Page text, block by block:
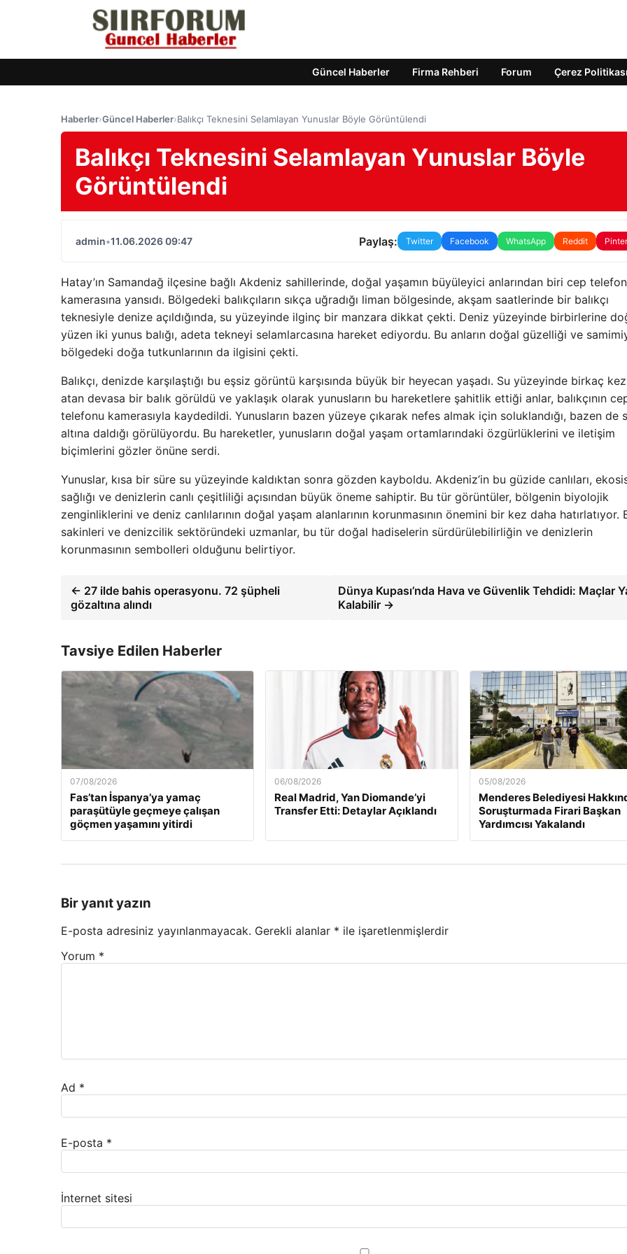
Güncel Haberler Firma Rehberi Forum Çerez Politikası
Haberler›Güncel Haberler›Balıkçı Teknesini Selamlayan Yunuslar Böyle Görüntülendi
Balıkçı Teknesini Selamlayan Yunuslar Böyle
Görüntülendi
admin•11.06.2026 09:47 Paylaş: Twitter Facebook WhatsApp Reddit
Hatay’ın Samandağ ilçesine bağlı Akdeniz sahillerinde, doğal yaşamın büyüleyici anlarından biri cep
kamerasına yansıdı. Bölgedeki balıkçıların sıkça uğradığı liman bölgesinde, akşam saatlerinde bir balıkçı
teknesiyle denize açıldığında, su yüzeyinde ilginç bir manzara dikkat çekti. Deniz yüzeyinde birbirlerine
yüzen iki yunus balığı, adeta tekneyi selamlarcasına hareket ediyordu. Bu anların doğal güzelliği ve
bölgedeki doğa tutkunlarının da ilgisini çekti.
Balıkçı, denizde karşılaştığı bu eşsiz görüntü karşısında büyük bir heyecan yaşadı. Su yüzeyinde birkaç
atan devasa bir balık görüldü ve yaklaşık olarak yunusların bu hareketlere şahitlik ettiği anlar, balıkçının
telefonu kamerasıyla kaydedildi. Yunusların bazen yüzeye çıkarak nefes almak için soluklandığı, bazen de
altına daldığı görülüyordu. Bu hareketler, yunusların doğal yaşam ortamlarındaki özgürlüklerini ve iletişim
biçimlerini gözler önüne serdi.
Yunuslar, kısa bir süre su yüzeyinde kaldıktan sonra gözden kayboldu. Akdeniz’in bu güzide canlıları,
sağlığı ve denizlerin canlı çeşitliliği açısından büyük öneme sahiptir. Bu tür görüntüler, bölgenin biyolojik
zenginliklerini ve deniz canlılarının doğal yaşam alanlarının korunmasının önemini bir kez daha hatırlatıyor.
sakinleri ve denizcilik sektöründeki uzmanlar, bu tür doğal hadiselerin sürdürülebilirliğin ve denizlerin
korunmasının sembolleri olduğunu belirtiyor.
← 27 ilde bahis operasyonu. 72 şüpheli
gözaltına alındı
Dünya Kupası’nda Hava ve Güvenlik Tehdidi: Maçlar
Kalabilir →
Tavsiye Edilen Haberler
07/08/2026
Fas’tan İspanya’ya yamaç
paraşütüyle geçmeye çalışan
göçmen yaşamını yitirdi
06/08/2026
Real Madrid, Yan Diomande’yi
Transfer Etti: Detaylar Açıklandı
05/08/2026
Menderes Belediyesi
Soruşturmada Firari Başkan
Yardımcısı Yakalandı
Bir yanıt yazın
E-posta adresiniz yayınlanmayacak. Gerekli alanlar * ile işaretlenmişlerdir
Yorum *
Ad *
E-posta *
İnternet sitesi